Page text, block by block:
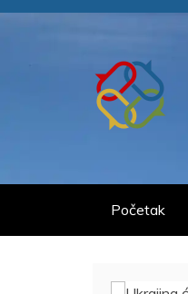
Skip
Početak